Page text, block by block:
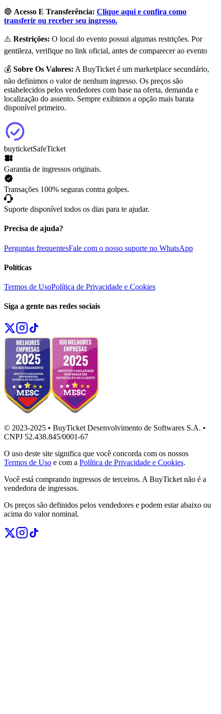
🔴 Acesso E Transferência: Clique aqui e confira como
transferir ou receber seu ingresso.
⚠️ Restrições: O local do evento possui algumas restrições. Por
gentileza, verifique no link oficial, antes de comparecer ao evento
💰 Sobre Os Valores: A BuyTicket é um marketplace secundário,
não definimos o valor de nenhum ingresso. Os preços são
estabelecidos pelos vendedores com base na oferta, demanda e
localização do assento. Sempre exibimos a opção mais barata
disponível primeiro.
buyticketSafeTicket
Garantia de ingressos originais.
Transações 100% seguras contra golpes.
Suporte disponível todos os dias para te ajudar.
Precisa de ajuda?
Perguntas frequentesFale com o nosso suporte no WhatsApp
Políticas
Termos de UsoPolítica de Privacidade e Cookies
Siga a gente nas redes sociais
© 2023-2025 • BuyTicket Desenvolvimento de Softwares S.A. •
CNPJ 52.438.845/0001-67
O uso deste site significa que você concorda com os nossos
Termos de Uso e com a Política de Privacidade e Cookies.
Você está comprando ingressos de terceiros. A BuyTicket não é a
vendedora de ingressos.
Os preços são definidos pelos vendedores e podem estar abaixo ou
acima do valor nominal.